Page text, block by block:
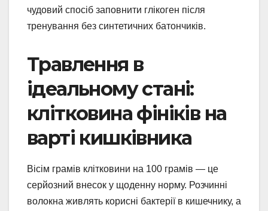
чудовий спосіб заповнити глікоген після
тренування без синтетичних батончиків.
Травлення в
ідеальному стані:
клітковина фініків на
варті кишківника
Вісім грамів клітковини на 100 грамів — це
серйозний внесок у щоденну норму. Розчинні
волокна живлять корисні бактерії в кишечнику, а